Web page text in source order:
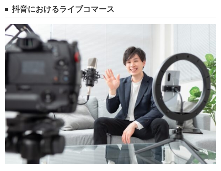
抖音におけるライブコマース